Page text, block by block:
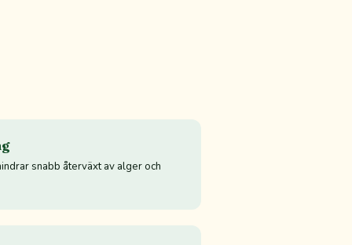
snabb återväxt av alger och